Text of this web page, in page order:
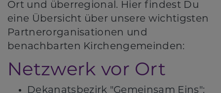
Ort und überregional. Hier findest Du
eine Übersicht über unsere wichtigsten
Partnerorganisationen und
benachbarten Kirchengemeinden:
Netzwerk vor Ort
Dekanatsbezirk "Gemeinsam Eins":